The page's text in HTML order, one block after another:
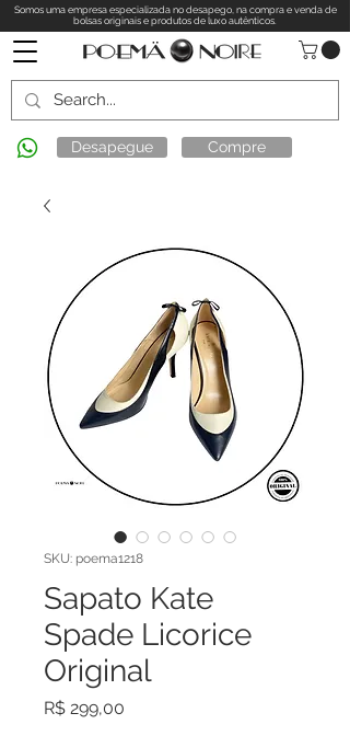
Somos uma empresa especializada no desapego, na compra e venda de
bolsas originais e produtos de luxo autênticos.
Desapegue Compre
SKU: poema1218
Sapato Kate
Spade Licorice
Original
R$ 299,00